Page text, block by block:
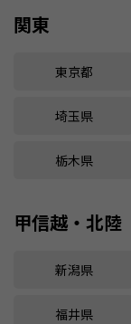
関東
東京都
埼玉県
栃木県
甲信越・北陸
新潟県
福井県